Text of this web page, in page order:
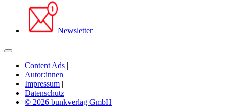
Newsletter
Content Ads |
Autor:innen |
Impressum |
Datenschutz |
© 2026 bunkverlag GmbH